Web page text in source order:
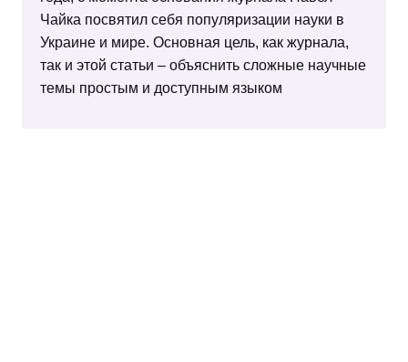
Чайка посвятил себя популяризации науки в
Украине и мире. Основная цель, как журнала,
так и этой статьи – объяснить сложные научные
темы простым и доступным языком